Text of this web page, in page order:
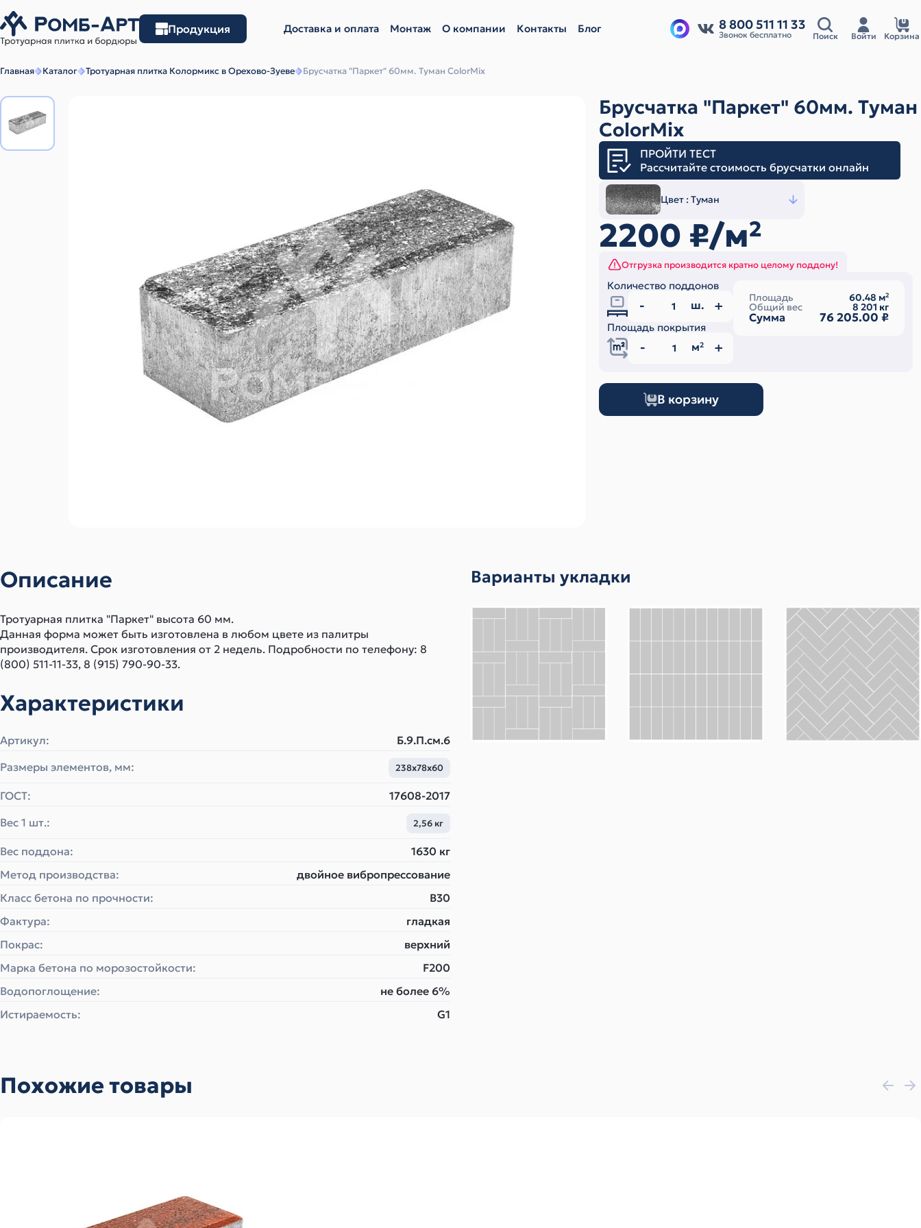
Продукция Доставка и оплата Монтаж О компании Контакты Блог 8 800 511 11 33
Звонок бесплатно Поиск Войти Корзина
Главная Каталог Тротуарная плитка Колормикс в Орехово-Зуеве Брусчатка "Паркет" 60мм. Туман ColorMix
Брусчатка "Паркет" 60мм. Туман
ColorMix
ПРОЙТИ ТЕСТ
Рассчитайте стоимость брусчатки онлайн
Цвет : Туман
2200 ₽/м2
Отгрузка производится кратно целому поддону!
Количество поддонов
ш.
Площадь покрытия
м2
Площадь 60.48 м2
Общий вес 8 201 кг
Сумма 76 205.00 ₽
В корзину
Описание
Тротуарная плитка "Паркет" высота 60 мм.
Данная форма может быть изготовлена в любом цвете из палитры
производителя. Срок изготовления от 2 недель. Подробности по телефону: 8
(800) 511-11-33, 8 (915) 790-90-33.
Характеристики
Артикул:
Б.9.П.см.6
Размеры элементов, мм:
238х78х60
ГОСТ:
17608-2017
Вес 1 шт.:
2,56 кг
Вес поддона:
1630 кг
Метод производства:
двойное вибропрессование
Класс бетона по прочности:
B30
Фактура:
гладкая
Покрас:
верхний
Марка бетона по морозостойкости:
F200
Водопоглощение:
не более 6%
Истираемость:
G1
Варианты укладки
Похожие товары